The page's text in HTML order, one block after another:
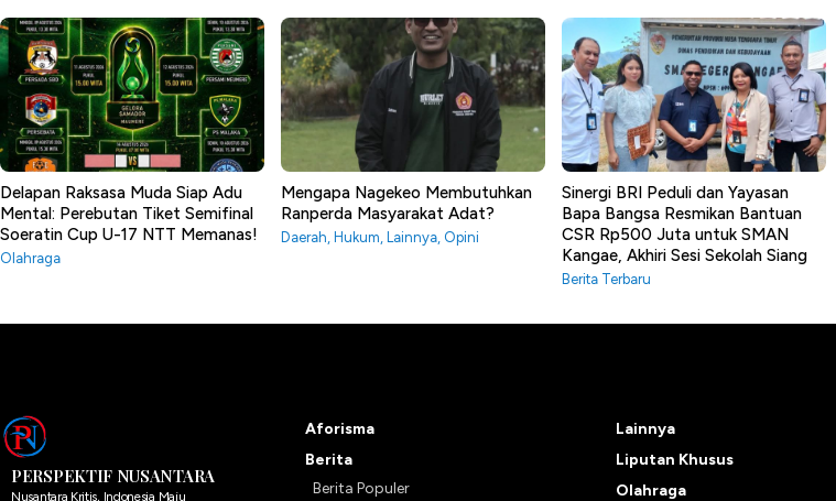
Delapan Raksasa Muda Siap Adu
Mental: Perebutan Tiket Semifinal
Soeratin Cup U-17 NTT Memanas!
Olahraga
Mengapa Nagekeo Membutuhkan
Ranperda Masyarakat Adat?
Daerah, Hukum, Lainnya, Opini
Sinergi BRI Peduli dan Yayasan
Bapa Bangsa Resmikan Bantuan
CSR Rp500 Juta untuk SMAN
Kangae, Akhiri Sesi Sekolah Siang
Berita Terbaru
PERSPEKTIF NUSANTARA
Nusantara Kritis, Indonesia Maju
Aforisma
Berita
Berita Populer
Lainnya
Liputan Khusus
Olahraga